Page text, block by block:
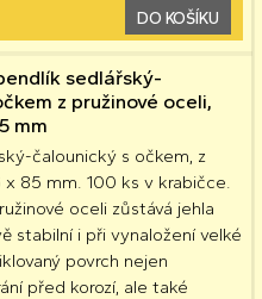
DO KOŠÍKU
sedlářský-
z pružinové oceli,
mm
čalounický s očkem, z
x 85 mm. 100 ks v krabičce.
oceli zůstává jehla
stabilní i při vynaložení velké
povrch nejen
před korozí, ale také